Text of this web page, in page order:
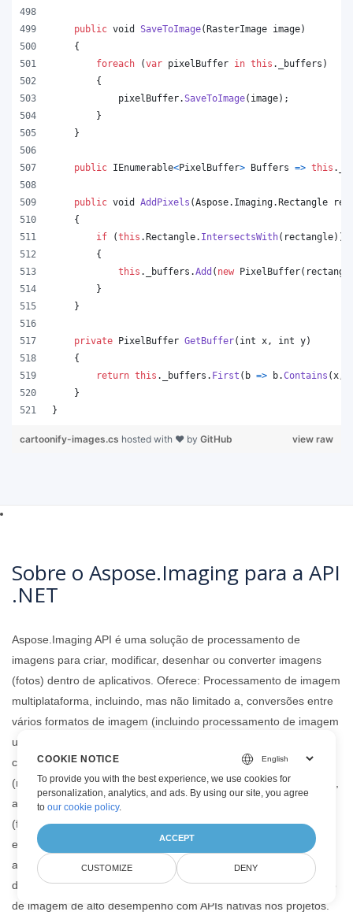
public void SaveToImage(RasterImage image)
{
foreach
(var pixelBuffer in this . _buffers )
{
pixelBuffer.SaveToImage( image) ;
}
}
public IEnumerable<PixelBuffer> Buffers => this .
public void AddPixels (Aspose. Imaging.Rectangle
{
if
(this .Rectangle. IntersectsWith( rectangle) )
{
this . _buffers .Add ( new PixelBuffer(
}
}
private PixelBuffer GetBuffer( int x , int y)
{
return this . _buffers . First ( b => b.Contains ( x
}
}
view raw
cartoonify-images.cs hosted with ❤ by GitHub
Sobre o Aspose.Imaging para a API
.NET
Aspose.Imaging API é uma solução de processamento de
imagens para criar, modificar, desenhar ou converter imagens
(fotos) dentro de aplicativos. Oferece: Processamento de imagem
multiplataforma, incluindo, mas não limitado a, conversões entre
vários formatos de imagem (incluindo processamento de imagem
uniforme de várias páginas ou vários quadros), modificações
como desenho, trabalho com primitivos gráficos, transformações
(redimensionar, cortar, virar e girar , binarização, escala de cinza,
ajuste), recursos avançados de manipulação de imagem
(filtragem, pontilhamento, mascaramento, alinhamento) e
estratégias de otimização de memória. É uma biblioteca
autônoma e não depende de nenhum software para operações
de imagem. Pode-se adicionar facilmente recursos de conversão
de imagem de alto desempenho com APIs nativas nos projetos.
COOKIE NOTICE
To provide you with the best experience, we use cookies for
personalization, analytics, and ads. By using our site, you agree
toour cookie policy.
ACCEPT
CUSTOMIZE DENY